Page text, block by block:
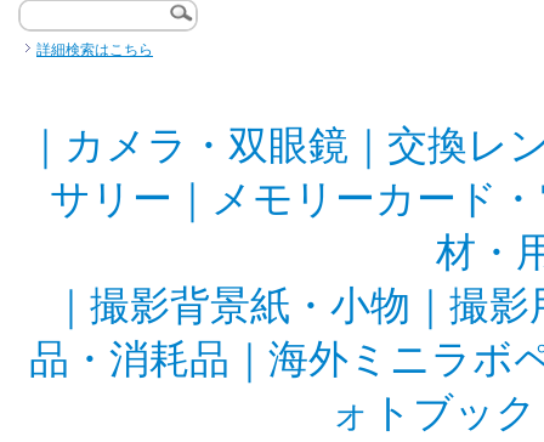
詳細検索はこちら
カメラ・双眼鏡
交換レ
サリー
メモリーカード
材・
撮影背景紙・小物
撮影
品・消耗品
海外ミニラボ
ォトブッ